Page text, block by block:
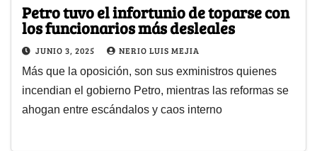
Petro tuvo el infortunio de toparse con
los funcionarios más desleales
JUNIO 3, 2025 NERIO LUIS MEJIA
Más que la oposición, son sus exministros quienes
incendian el gobierno Petro, mientras las reformas se
ahogan entre escándalos y caos interno